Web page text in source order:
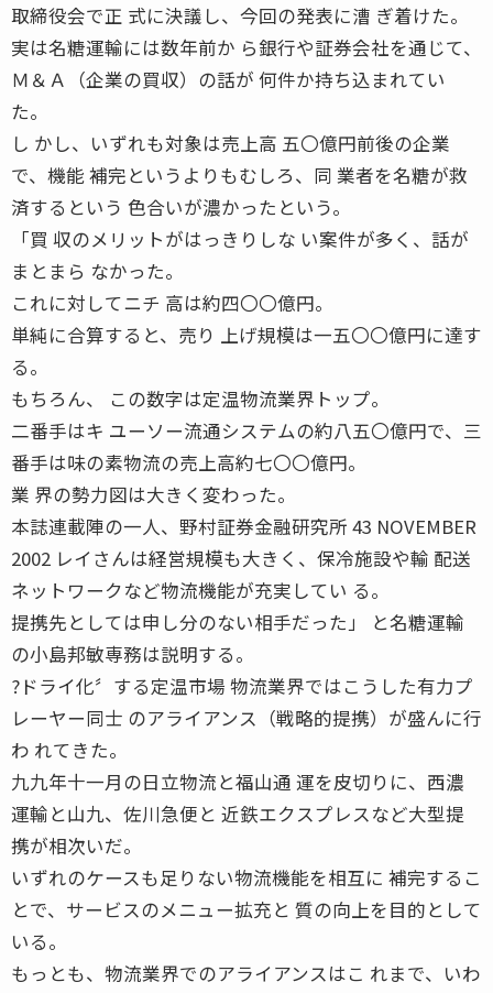
取締役会で正 式に決議し、今回の発表に漕 ぎ着けた。
実は名糖運輸には数年前か ら銀行や証券会社を通じて、
Ｍ＆Ａ（企業の買収）の話が 何件か持ち込まれてい
た。
し かし、いずれも対象は売上高 五〇億円前後の企業
で、機能 補完というよりもむしろ、同 業者を名糖が救
済するという 色合いが濃かったという。
「買 収のメリットがはっきりしな い案件が多く、話が
まとまら なかった。
これに対してニチ 高は約四〇〇億円。
単純に合算すると、売り 上げ規模は一五〇〇億円に達す
る。
もちろん、 この数字は定温物流業界トップ。
二番手はキ ユーソー流通システムの約八五〇億円で、三
番手は味の素物流の売上高約七〇〇億円。
業 界の勢力図は大きく変わった。
本誌連載陣の一人、野村証券金融研究所 43 NOVEMBER
2002 レイさんは経営規模も大きく、保冷施設や輸 配送
ネットワークなど物流機能が充実してい る。
提携先としては申し分のない相手だった」 と名糖運輸
の小島邦敏専務は説明する。
?ドライ化〞する定温市場 物流業界ではこうした有力プ
レーヤー同士 のアライアンス（戦略的提携）が盛んに行
わ れてきた。
九九年十一月の日立物流と福山通 運を皮切りに、西濃
運輸と山九、佐川急便と 近鉄エクスプレスなど大型提
携が相次いだ。
いずれのケースも足りない物流機能を相互に 補完するこ
とで、サービスのメニュー拡充と 質の向上を目的として
いる。
もっとも、物流業界でのアライアンスはこ れまで、いわ